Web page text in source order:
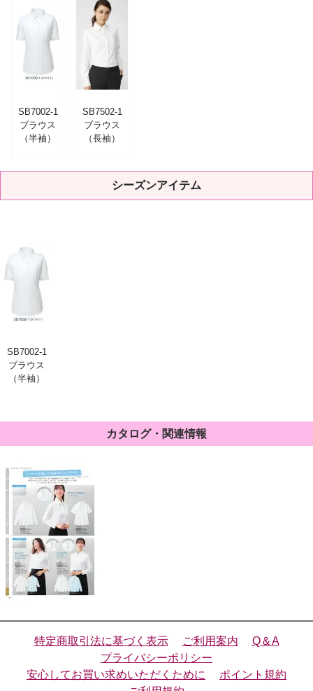
SB7002-1
ブラウス
（半袖）
SB7502-1
ブラウス
（長袖）
シーズンアイテム
SB7002-1
ブラウス
（半袖）
カタログ・関連情報
特定商取引法に基づく表示 ご利用案内
Q＆A
プライバシーポリシー
安心してお買い求めいただくために
ポイント規約